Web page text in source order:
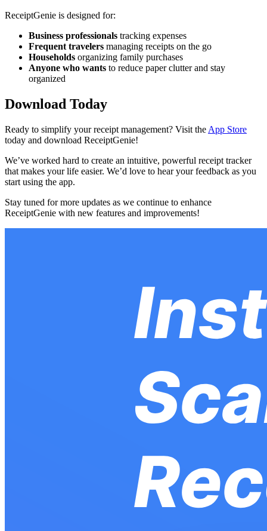
ReceiptGenie is designed for:
Business professionals tracking expenses
Frequent travelers managing receipts on the go
Households organizing family purchases
Anyone who wants to reduce paper clutter and stay
organized
Download Today
Ready to simplify your receipt management? Visit the App Store
today and download ReceiptGenie!
We’ve worked hard to create an intuitive, powerful receipt tracker
that makes your life easier. We’d love to hear your feedback as you
start using the app.
Stay tuned for more updates as we continue to enhance
ReceiptGenie with new features and improvements!